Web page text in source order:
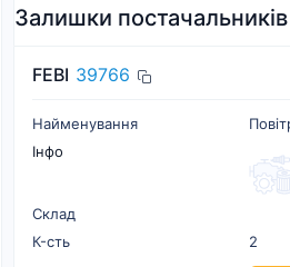
Залишки постачальників
FEBI 39766
Найменування
Інфо
Склад
К-cть
2